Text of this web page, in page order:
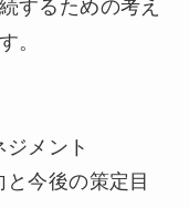
するための考え
。
メント
今後の策定目